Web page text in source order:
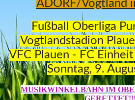
ADORF/Vogtland
Fußball Oberliga
Vogtlandstadion
VFC Plauen - FC
Sonntag, 9.
MUSIKWINKELBAHN IM
GERETTET!!!